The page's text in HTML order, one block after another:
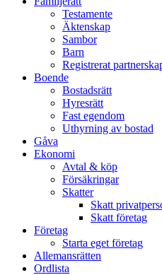
Testamente
Äktenskap
Sambor
Barn
Registrerat
Boende
Bostadsrätt
Hyresrätt
Fast egendom
Uthyrning av bostad
Gåva
Ekonomi
Avtal & köp
Försäkringar
Skatter
Skatt
Skatt företag
Företag
Starta eget företag
Allemansrätten
Ordlista